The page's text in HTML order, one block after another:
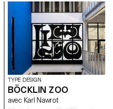
paysan, ses évolutions
technologiques et sociales.
L’iconographie provient
d’images d’une banque
d’images de l’École
Polytechnique Fédérale de
Zürich, ainsi que des livres
d’inventaire de son grand-père
et son arrière-grand-père.
TYPE DESIGN
BÖCKLIN ZOO
avec Karl Nawrot